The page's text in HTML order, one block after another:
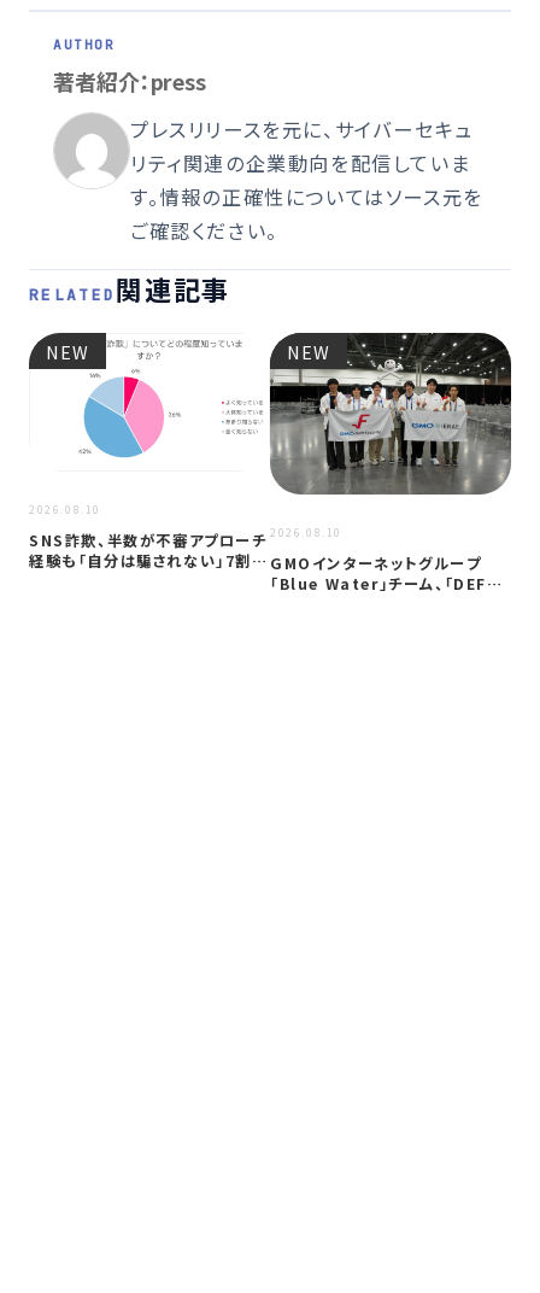
著者紹介：press
プレスリリースを元に、サイバーセキュ
リティ関連の企業動向を配信していま
す。情報の正確性についてはソース元を
ご確認ください。
RELATED 関連記事
NEW
2026.08.10
SNS詐欺、半数が不審アプローチ
経験も「自分は騙されない」7割超
NEW
2026.08.10
GMOインターネットグループ
「Blue Water」チーム、「DEF…